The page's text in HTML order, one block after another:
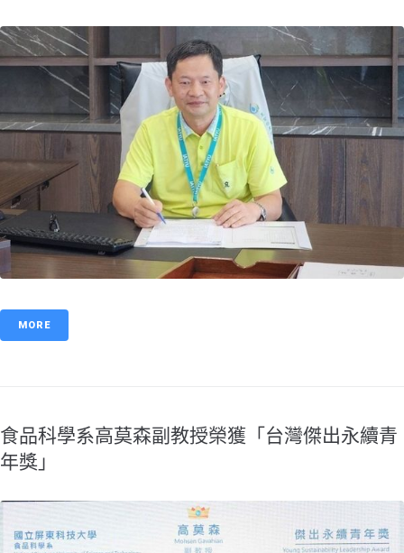
MORE
食品科學系高莫森副教授榮獲「台灣傑出永續青
年獎」